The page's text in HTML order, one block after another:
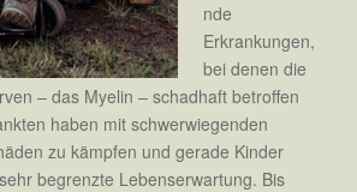
nde
Erkrankungen,
bei denen die
– das Myelin – schadhaft betroffen
haben mit schwerwiegenden
zu kämpfen und gerade Kinder
begrenzte Lebenserwartung. Bis